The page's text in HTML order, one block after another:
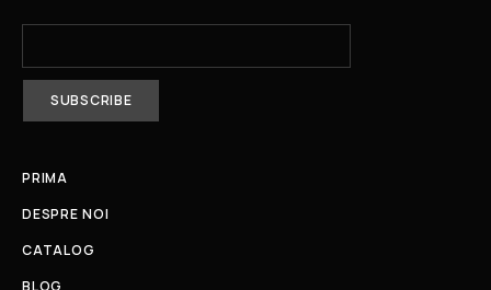
PRIMA
DESPRE NOI
CATALOG